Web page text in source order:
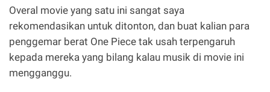
Overal movie yang satu ini sangat saya
rekomendasikan untuk ditonton, dan buat kalian para
penggemar berat One Piece tak usah terpengaruh
kepada mereka yang bilang kalau musik di movie ini
mengganggu.